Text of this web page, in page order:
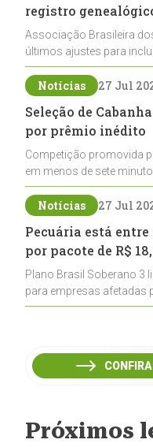
registro
Associação Brasileira
últimos ajustes para
de registros, abrindo
pecuária nacional
Notícias 27 Jul
Seleção de
por prêmio inédito
Competição promovida
em menos de sete
cabanhas na seleção
ao laço
Notícias 27 Jul
Pecuária está
por pacote de R$
Plano Brasil Soberano 3
para empresas afetadas
inclui a pecuária entre
Próximos